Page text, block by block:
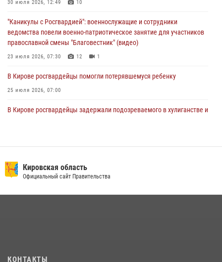
магазина
30 июля 2026, 12:49 10
"Каникулы с Росгвардией": военнослужащие и сотрудники
ведомства повели военно-патриотическое занятие для участников
православной смены "Благовестник" (видео)
23 июля 2026, 07:30 12 1
В Кирове росгвардейцы помогли потерявшемуся ребенку
25 июля 2026, 07:00
В Кирове росгвардейцы задержали подозреваемого в хулиганстве и
вневедомственную охрану и поступления в ведомственные вузы
22 июля 2026, 14:51 1 2
Кировская область
Официальный сайт Правительства
КОНТАКТЫ